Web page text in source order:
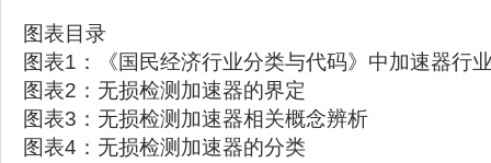
图表目录
图表1：《国民经济行业分类与代码》中加速器行
图表2：无损检测加速器的界定
图表3：无损检测加速器相关概念辨析
图表4：无损检测加速器的分类